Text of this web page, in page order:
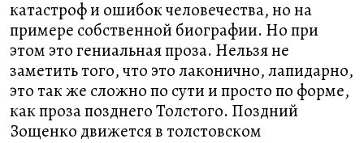
катастроф и ошибок человечества, но на
примере собственной биографии. Но при
этом это гениальная проза. Нельзя не
заметить того, что это лаконично, лапидарно,
это так же сложно по сути и просто по форме,
как проза позднего Толстого. Поздний
Зощенко движется в толстовском